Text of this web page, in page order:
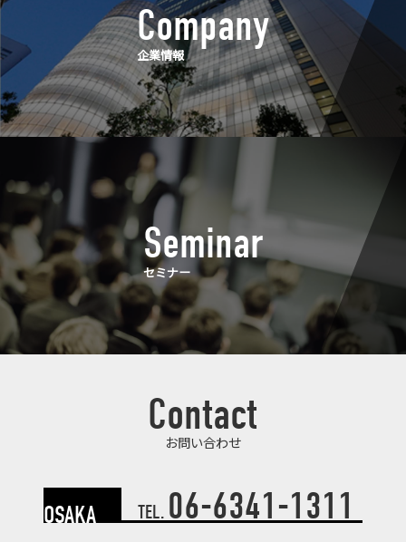
Company
企業情報
Seminar
セミナー
Contact
お問い合わせ
OSAKA TEL. 06-6341-1311